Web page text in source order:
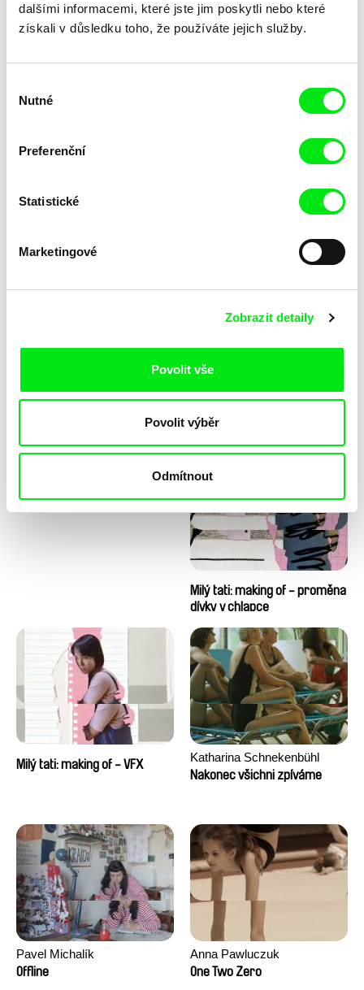
dalšími informacemi, které jste jim poskytli nebo které
získali v důsledku toho, že používáte jejich služby.
souhlasu
Nutné
Preferenční
Statistické
Marketingové
Zobrazit detaily
Povolit vše
Povolit výběr
Odmítnout
Brownem
Milý tati: making of - animace
Milý tati: making of - proměna
dívky v chlapce
Milý tati: making of - VFX
Katharina Schnekenbühl
Nakonec všichni zpíváme
Pavel Michalík
Offline
Anna Pawluczuk
One Two Zero